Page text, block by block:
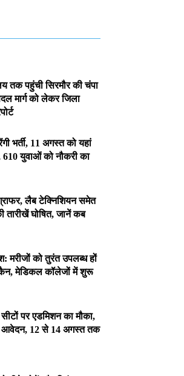
तक पहुंची सिरमौर की चंपा
मार्ग को लेकर जिला
भर्ती, 11 अगस्त को यहां
610 युवाओं को नौकरी का
लैब टेक्निशियन समेत
तारीखें घोषित, जानें कब
मरीजों को तुरंत उपलब्ध हों
मेडिकल कॉलेजों में शुरू
पर एडमिशन का मौका,
12 से 14 अगस्त तक